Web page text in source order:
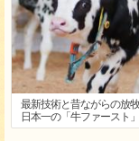
最新技術と昔ながらの放
日本一の「牛ファースト